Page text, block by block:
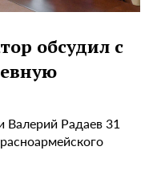
обсудил с
Валерий Радаев 31